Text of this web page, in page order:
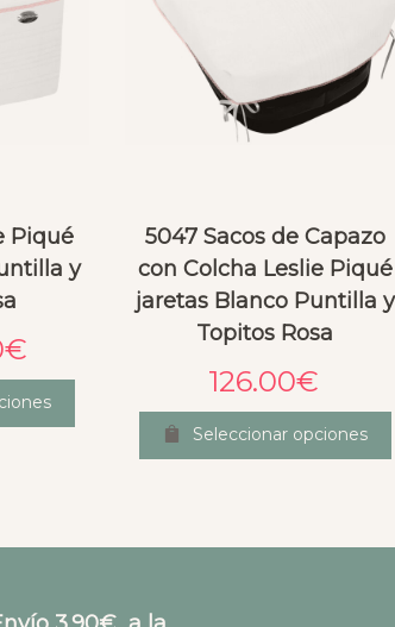
Piqué
y
€
5047 Sacos de Capazo
con Colcha Leslie Piqué
jaretas Blanco Puntilla y
Topitos Rosa
126.00€
Seleccionar opciones